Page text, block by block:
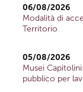
06/08/2026
Modalità di
Territorio
05/08/2026
Musei
pubblico per